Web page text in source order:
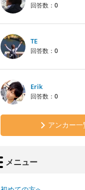
回答数： 0
TE
回答数： 0
Erik
回答数： 0
アンカー一
メニュー